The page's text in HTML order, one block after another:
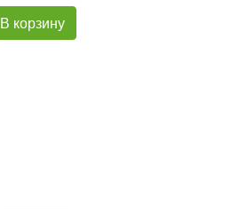
В корзину